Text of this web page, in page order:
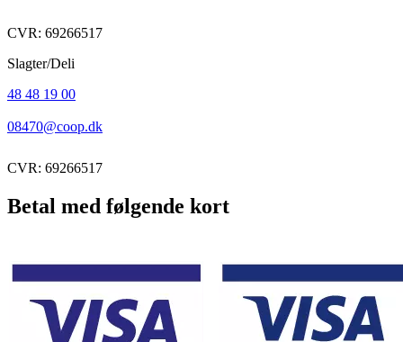
CVR: 69266517
Slagter/Deli
48 48 19 00
08470@coop.dk
CVR: 69266517
Betal med følgende kort